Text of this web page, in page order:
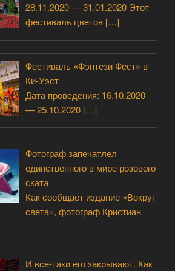
28.11.2020 — 31.01.2020 Этот
фестиваль цветов […]
Фестиваль «Фэнтези Фест» в
Ки-Уэст
Дата проведения: 16.10.2020
— 25.10.2020 […]
Фотограф запечатлел
единственного в мире розового
ската
Как сообщает издание «Вокруг
света», фотограф Кристиан
И все-таки его закрывают. Как